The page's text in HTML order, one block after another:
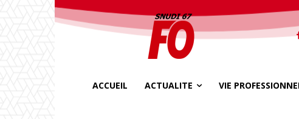
ACCUEIL ACTUALITE VIE